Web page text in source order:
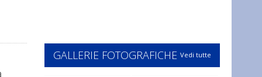
GALLERIE FOTOGRAFICHE Vedi tutte